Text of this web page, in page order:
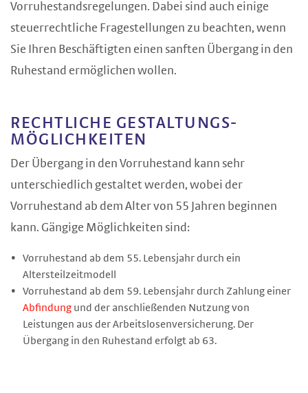
Vorruhestandsregelungen. Dabei sind auch einige
steuerrechtliche Fragestellungen zu beachten, wenn
Sie Ihren Beschäftigten einen sanften Übergang in den
Ruhestand ermöglichen wollen.
RECHTLICHE GESTALTUNGS­
MÖGLICHKEITEN
Der Übergang in den Vorruhestand kann sehr
unterschiedlich gestaltet werden, wobei der
Vorruhestand ab dem Alter von 55 Jahren beginnen
kann. Gängige Möglichkeiten sind:
Vorruhestand ab dem 55. Lebensjahr durch ein
Altersteilzeitmodell
Vorruhestand ab dem 59. Lebensjahr durch Zahlung einer
Abfindung und der anschließenden Nutzung von
Leistungen aus der Arbeitslosenversicherung. Der
Übergang in den Ruhestand erfolgt ab 63.